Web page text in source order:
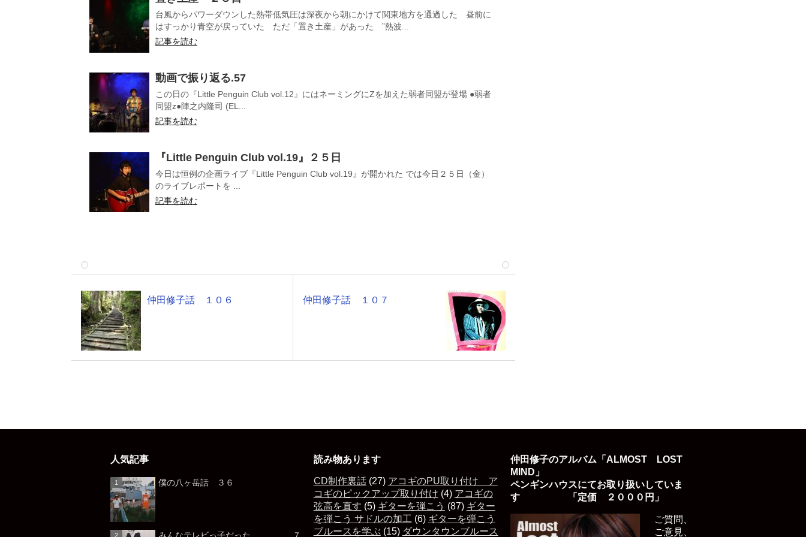
台風からパワーダウンした熱帯低気圧は深夜から朝にかけて関東地方を通過した 昼前に
はすっかり青空が戻っていた ただ「置き土産」があった ”熱波...
記事を読む
動画で振り返る.57
この日の『Little Penguin Club vol.12』にはネーミングにZを加えた弱者同盟が登場 ●弱者
同盟z●陣之内隆司 (EL...
記事を読む
『Little Penguin Club vol.19』２５日
今日は恒例の企画ライブ『Little Penguin Club vol.19』が開かれた では今日２５日（金）
のライブレポートを ...
記事を読む
仲田修子話 １０６ 仲田修子話 １０７
人気記事
僕の八ヶ岳話 ３６
みんなテレビっ子だった ７
読み物あります
CD制作裏話(27) アコギのPU取り付け ア
コギのピックアップ取り付け (4) アコギの
弦高を直す (5) ギターを弾こう (87) ギター
を弾こう サドルの加工 (6) ギターを弾こう
ブルースを学ぶ (15) ダウンタウンブルース
仲田修子のアルバム「ALMOST LOST
MIND」
ペンギンハウスにてお取り扱いしていま
す 「定価 ２０００円」
ご質問、
ご意見、